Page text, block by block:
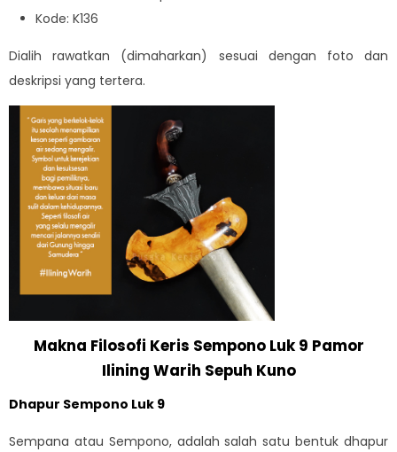
Kode: K136
Dialih rawatkan (dimaharkan) sesuai dengan foto dan
deskripsi yang tertera.
Makna Filosofi Keris Sempono Luk 9 Pamor
Ilining Warih Sepuh Kuno
Dhapur Sempono Luk 9
Sempana atau Sempono, adalah salah satu bentuk dhapur